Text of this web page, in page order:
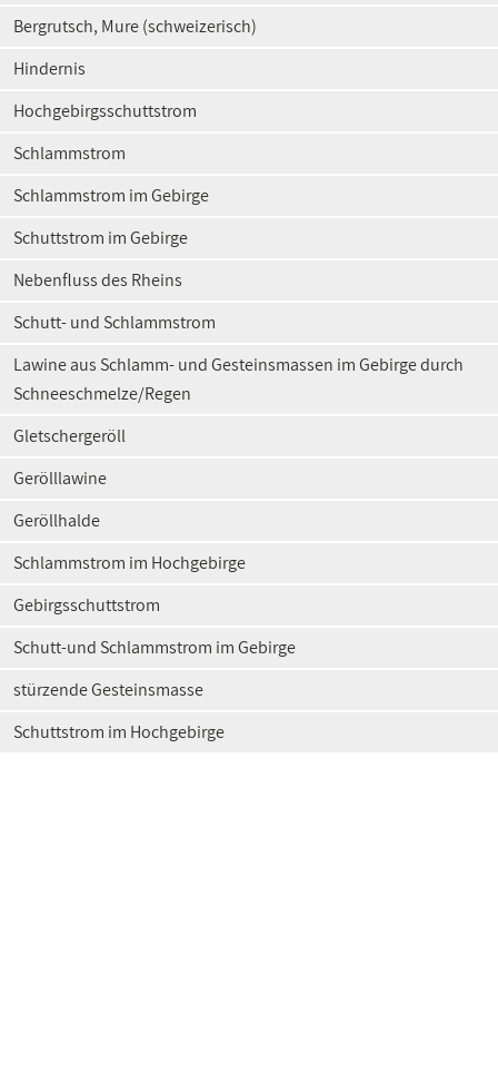
Bergrutsch, Mure (schweizerisch)
Hindernis
Hochgebirgsschuttstrom
Schlammstrom
Schlammstrom im Gebirge
Schuttstrom im Gebirge
Nebenfluss des Rheins
Schutt- und Schlammstrom
Lawine aus Schlamm- und Gesteinsmassen im Gebirge durch
Schneeschmelze/Regen
Gletschergeröll
Gerölllawine
Geröllhalde
Schlammstrom im Hochgebirge
Gebirgsschuttstrom
Schutt-und Schlammstrom im Gebirge
stürzende Gesteinsmasse
Schuttstrom im Hochgebirge